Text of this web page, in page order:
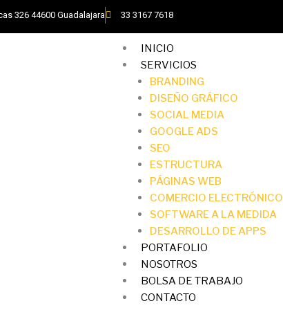
326 44600 Guadalajara 33 3167 7618
INICIO
SERVICIOS
BRANDING
DISEÑO GRÁFICO
SOCIAL MEDIA
GOOGLE ADS
SEO
ESTRUCTURA
PÁGINAS WEB
COMERCIO ELECTRÓNICO
SOFTWARE A LA MEDIDA
DESARROLLO DE APPS
PORTAFOLIO
NOSOTROS
BOLSA DE TRABAJO
CONTACTO